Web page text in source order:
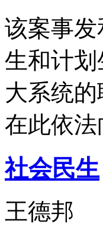
该案事
生和计
大系统
在此依
社会民生
王德邦